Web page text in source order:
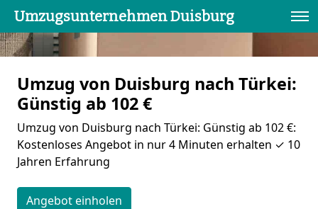
Umzugsunternehmen Duisburg
Umzug von Duisburg nach Türkei:
Günstig ab 102 €
Umzug von Duisburg nach Türkei: Günstig ab 102 €:
Kostenloses Angebot in nur 4 Minuten erhalten ✓ 10
Jahren Erfahrung
Angebot einholen